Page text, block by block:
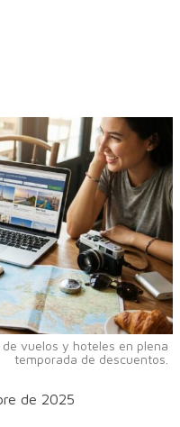
vuelos y hoteles en plena
temporada de descuentos.
de 2025